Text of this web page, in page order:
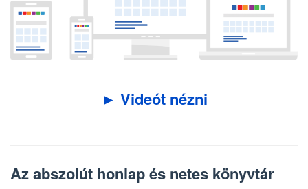
► Videót nézni
Az abszolút honlap és netes könyvtár